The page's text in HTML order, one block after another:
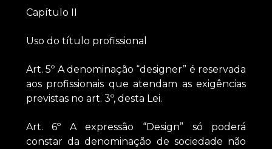
Capítulo II
Uso do título profissional
Art. 5º A denominação “designer” é reservada
aos profissionais que atendam as exigências
previstas no art. 3º, desta Lei.
Art. 6º A expressão “Design” só poderá
constar da denominação de sociedade não